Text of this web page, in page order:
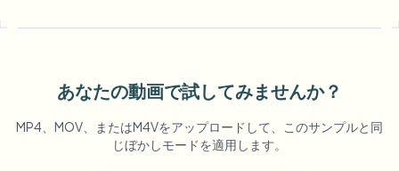
あなたの動画で試してみませんか？
MP4、MOV、またはM4Vをアップロードして、このサンプルと同
じぼかしモードを適用します。